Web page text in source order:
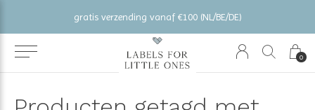
0
gratis verzending vanaf €100 (NL/BE/DE)